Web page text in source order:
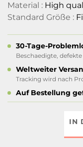
Material : High
Standard Größe :
30-Tage-
Beschaedigte,
Weltweiter
Tracking wird nach
Auf Bestellung
IN